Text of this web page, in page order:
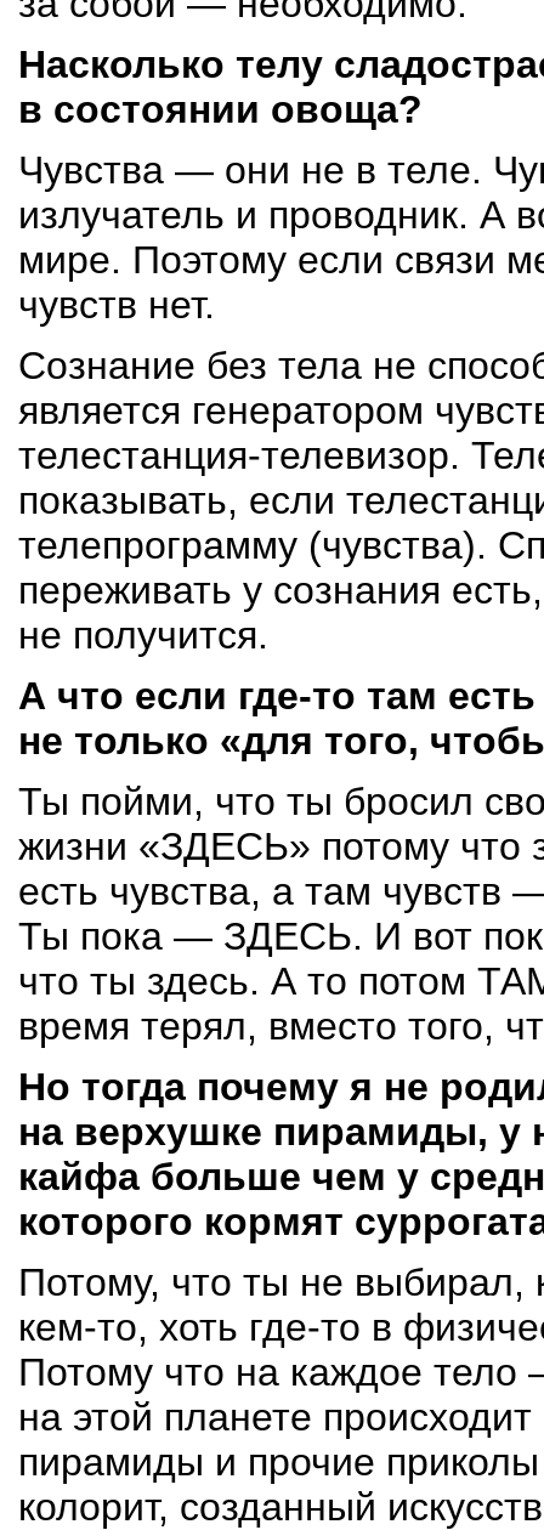
Насколько телу
в состоянии овоща?
Чувства — они не в теле.
излучатель и проводник. А
мире. Поэтому если связи
чувств нет.
Сознание без тела не
является генератором
телестанция-телевизор.
показывать, если
телепрограмму (чувства).
переживать у сознания
не получится.
А что если где-то там
не только «для того,
Ты пойми, что ты бросил
жизни «ЗДЕСЬ» потому что
есть чувства, а там
Ты пока — ЗДЕСЬ. И вот
что ты здесь. А то потом
время терял, вместо того,
Но тогда почему я не
на верхушке пирамиды, у
кайфа больше чем у
которого кормят
Потому, что ты не выбирал,
кем-то, хоть где-то в
Потому что на каждое тело
на этой планете
пирамиды и прочие
колорит, созданный